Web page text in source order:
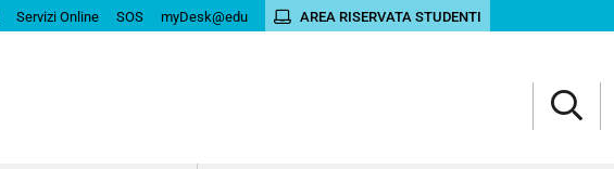
Servizi Online SOS myDesk@edu AREA RISERVATA STUDENTI